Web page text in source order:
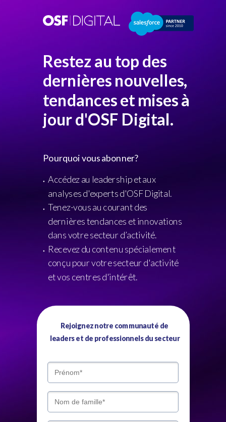
Restez au top des
dernières nouvelles,
tendances et mises à
jour d'OSF Digital.
Pourquoi vous abonner?
Accédez au leadership et aux
analyses d'experts d'OSF Digital.
Tenez-vous au courant des
dernières tendances et innovations
dans votre secteur d’activité.
Recevez du contenu spécialement
conçu pour votre secteur d'activité
et vos centres d'intérêt.
Rejoignez notre communauté de
leaders et de professionnels du secteur